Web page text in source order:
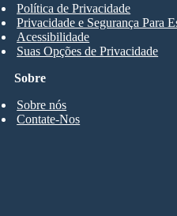
Sobre
Sobre nós
Contate-Nos
Política de Privacidade
Privacidade e Segurança Para
Acessibilidade
Suas Opções de Privacidade